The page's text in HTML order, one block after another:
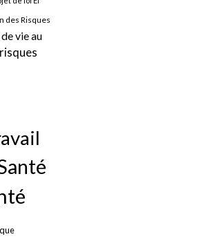
des Risques
vie au
risques